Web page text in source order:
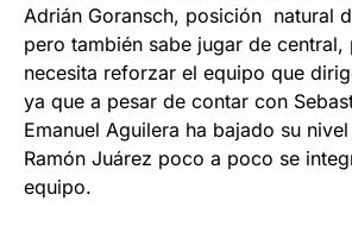
Adrián Goransch, posición natural
pero también sabe jugar de central,
necesita reforzar el equipo que
ya que a pesar de contar con
Emanuel Aguilera ha bajado su
Ramón Juárez poco a poco se
equipo.